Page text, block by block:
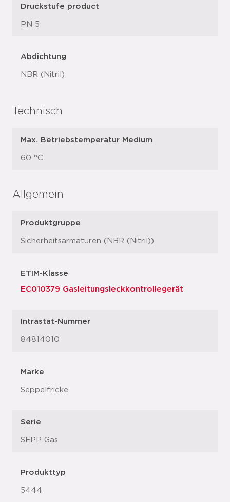
Druckstufe product
PN 5
Abdichtung
NBR (Nitril)
Technisch
Max. Betriebstemperatur Medium
60 °C
Allgemein
Produktgruppe
Sicherheitsarmaturen (NBR (Nitril))
ETIM-Klasse
EC010379 Gasleitungsleckkontrollegerät
Intrastat-Nummer
84814010
Marke
Seppelfricke
Serie
SEPP Gas
Produkttyp
5444